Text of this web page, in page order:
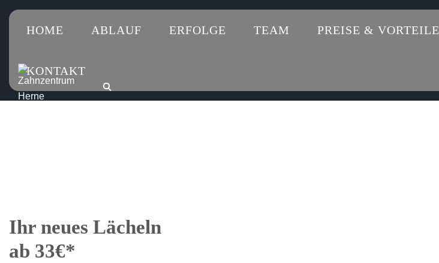
HOME ABLAUF ERFOLGE TEAM PREISE & VORTEILE
KONTAKT
Ihr neues Lächeln
ab 33€*